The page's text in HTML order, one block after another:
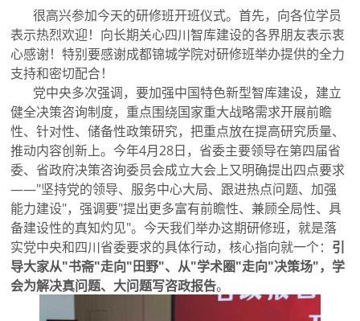
很高兴参加今天的研修班开班仪式。首先，向各位学员
表示热烈欢迎！向长期关心四川智库建设的各界朋友表示衷
心感谢！特别要感谢成都锦城学院对研修班举办提供的全力
支持和密切配合！
党中央多次强调，要加强中国特色新型智库建设，建立
健全决策咨询制度，重点围绕国家重大战略需求开展前瞻
性、针对性、储备性政策研究，把重点放在提高研究质量、
推动内容创新上。今年4月28日，省委主要领导在第四届省
委、省政府决策咨询委员会成立大会上又明确提出四点要求
——"坚持党的领导、服务中心大局、跟进热点问题、加强
能力建设"，强调要"提出更多富有前瞻性、兼顾全局性、具
备建设性的真知灼见"。今天我们举办这期研修班，就是落
实党中央和四川省委要求的具体行动，核心指向就一个： 引
导大家从"书斋"走向"田野"、从"学术圈"走向"决策场"，学
会为解决真问题、大问题写咨政报告。